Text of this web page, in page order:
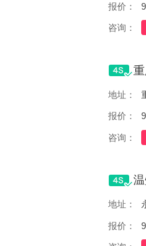
报价：
咨询：
地址：
报价：
咨询：
地址：
报价：